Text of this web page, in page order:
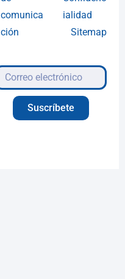
comunica
ción
ialidad
Sitemap
Suscríbete